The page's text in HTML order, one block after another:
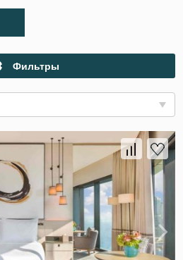
Фильтры